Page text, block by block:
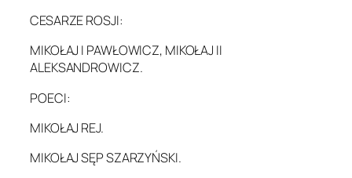
CESARZE ROSJI:
MIKOŁAJ I PAWŁOWICZ, MIKOŁAJ II
ALEKSANDROWICZ.
POECI:
MIKOŁAJ REJ.
MIKOŁAJ SĘP SZARZYŃSKI.